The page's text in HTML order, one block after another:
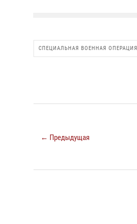
СПЕЦИАЛЬНАЯ ВОЕННАЯ ОПЕРАЦИЯ
← Предыдущая